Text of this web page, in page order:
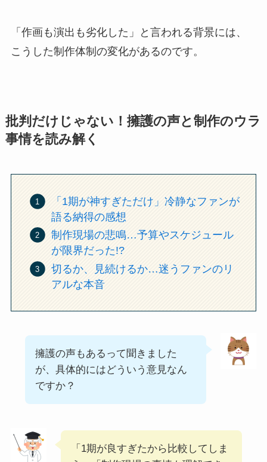
「作画も演出も劣化した」と言われる背景には、
こうした制作体制の変化があるのです。
批判だけじゃない！擁護の声と制作のウラ
事情を読み解く
「1期が神すぎただけ」冷静なファンが
語る納得の感想
制作現場の悲鳴…予算やスケジュール
が限界だった!?
切るか、見続けるか…迷うファンのリ
アルな本音
擁護の声もあるって聞きました
が、具体的にはどういう意見なん
ですか？
「1期が良すぎたから比較してしま